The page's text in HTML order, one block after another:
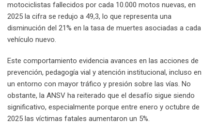
motociclistas fallecidos por cada 10.000 motos nuevas, en
2025 la cifra se redujo a 49,3, lo que representa una
disminución del 21% en la tasa de muertes asociadas a cada
vehículo nuevo.
Este comportamiento evidencia avances en las acciones de
prevención, pedagogía vial y atención institucional, incluso en
un entorno con mayor tráfico y presión sobre las vías. No
obstante, la ANSV ha reiterado que el desafío sigue siendo
significativo, especialmente porque entre enero y octubre de
2025 las víctimas fatales aumentaron un 5%.